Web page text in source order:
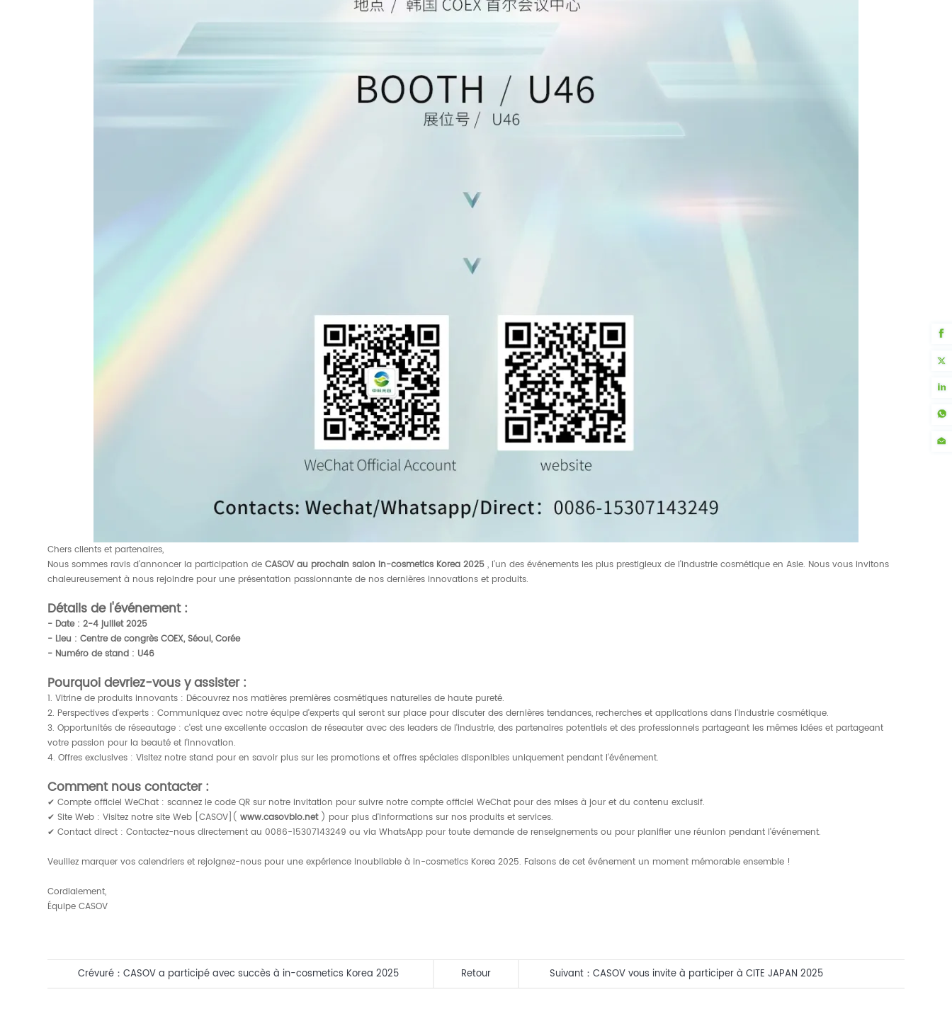
Chers clients et partenaires,
Nous sommes ravis d'annoncer la participation deCASOVau prochain salon in-cosmetics Korea 2025 , l'un des événements les plus prestigieux de l'industrie cosmétique en Asie. Nous vous invitons
chaleureusement à nous rejoindre pour une présentation passionnante de nos dernières innovations et produits.
Détails de l'événement :
- Date : 2-4 juillet 2025
- Lieu : Centre de congrès COEX, Séoul, Corée
- Numéro de stand : U46
Pourquoi devriez-vous y assister :
1. Vitrine de produits innovants : Découvrez nos matières premières cosmétiques naturelles de haute pureté.
2. Perspectives d'experts : Communiquez avec notre équipe d'experts qui seront sur place pour discuter des dernières tendances, recherches et applications dans l'industrie cosmétique.
3. Opportunités de réseautage : c'est une excellente occasion de réseauter avec des leaders de l'industrie, des partenaires potentiels et des professionnels partageant les mêmes idées et partageant
votre passion pour la beauté et l'innovation.
4. Offres exclusives : Visitez notre stand pour en savoir plus sur les promotions et offres spéciales disponibles uniquement pendant l'événement.
Comment nous contacter :
✔ Compte officiel WeChat : scannez le code QR sur notre invitation pour suivre notre compte officiel WeChat pour des mises à jour et du contenu exclusif.
✔ Site Web : Visitez notre site Web [CASOV](www.casovbio.net) pour plus d'informations sur nos produits et services.
✔ Contact direct : Contactez-nous directement au 0086-15307143249 ou via WhatsApp pour toute demande de renseignements ou pour planifier une réunion pendant l'événement.
Veuillez marquer vos calendriers et rejoignez-nous pour une expérience inoubliable à in-cosmetics Korea 2025. Faisons de cet événement un moment mémorable ensemble !
Cordialement,
Équipe CASOV
Crévuré：CASOV a participé avec succès à in-cosmetics Korea 2025
Suivant： CASOV vous invite à participer à CITE JAPAN 2025
Retour